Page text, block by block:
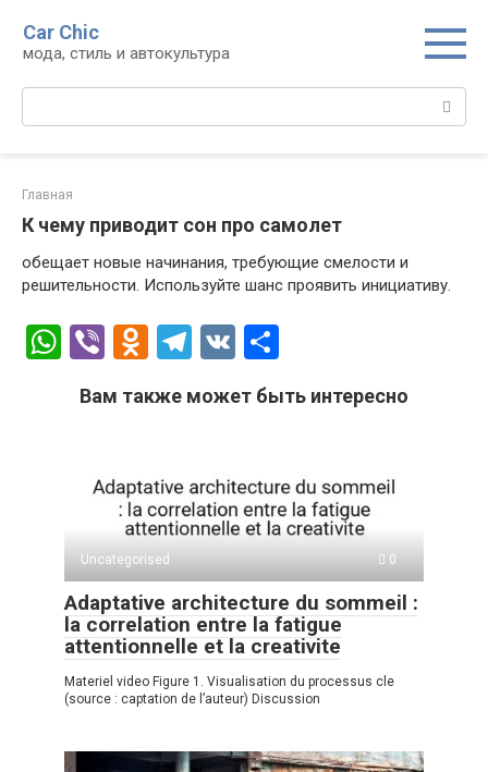
контенту
Car Chic
мода, стиль и автокультура
Поиск:
Главная
К чему приводит сон про самолет
обещает новые начинания, требующие смелости и
решительности. Используйте шанс проявить инициативу.
W
at
p
Vi
er
O
n
kl
a
ss
ni
ki
T
e
a
m
V
п
а
в
и
ть
Вам также может быть интересно
Uncategorised 0
Adaptative architecture du sommeil :
la correlation entre la fatigue
attentionnelle et la creativite
Materiel video Figure 1. Visualisation du processus cle
(source : captation de l’auteur) Discussion